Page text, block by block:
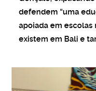
defendem “uma
apoiada em escolas
existem em Bali e